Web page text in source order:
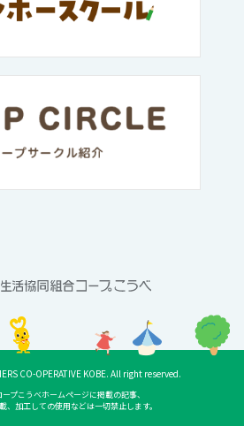
CO-OPERATIVE KOBE. All right reserved.
プこうべホームページに掲載の記事、
、加工しての使用などは一切禁止します。